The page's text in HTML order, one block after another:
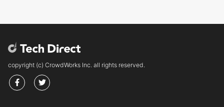
copyright (c) CrowdWorks Inc. all rights reserved.